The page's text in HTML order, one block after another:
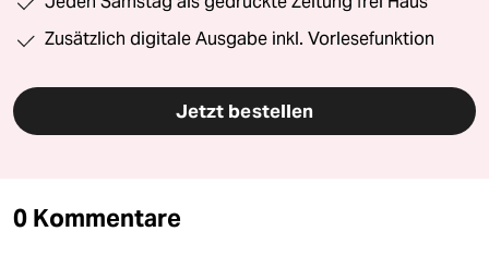
Zusätzlich digitale Ausgabe inkl. Vorlesefunktion
Jetzt bestellen
0 Kommentare